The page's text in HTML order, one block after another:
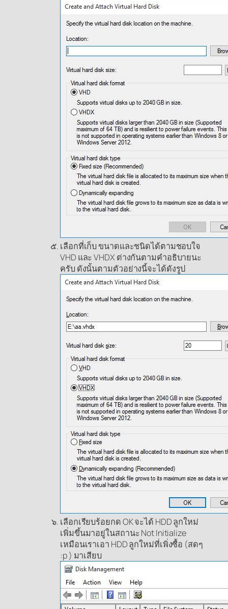
เลือกที่เก็บ ขนาดและชนิดได้ตามชอบใจ
VHD และ VHDX ต่างกันตามคำอธิบายนะ
ครับ ดังนั้นตามตัวอย่างนี้จะได้ดังรูป
เลือกเรียบร้อยกด OK จะได้ HDD ลูกใหม่
เพิ่มขึ้นมาอยู่ในสถานะ Not Initialize
เหมือนเราเอา HDD ลูกใหม่ที่เพิ่งซื้อ (สดๆ
:p ) มาเสียบ